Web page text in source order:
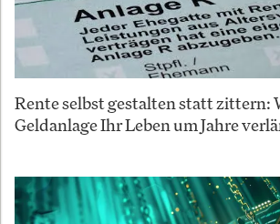
Rente selbst gestalten statt zittern:
Geldanlage Ihr Leben um Jahre